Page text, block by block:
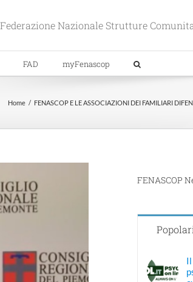
Federazione Nazionale Strutture
FAD myFenascop
Home FENASCOP E LE ASSOCIAZIONI DEI FAMILIARI
FENASCOP
Popolari